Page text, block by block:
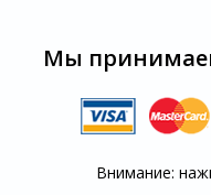
Мы
Внимание: